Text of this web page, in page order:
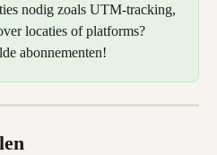
nodig zoals UTM-tracking,
locaties of platforms?
abonnementen!